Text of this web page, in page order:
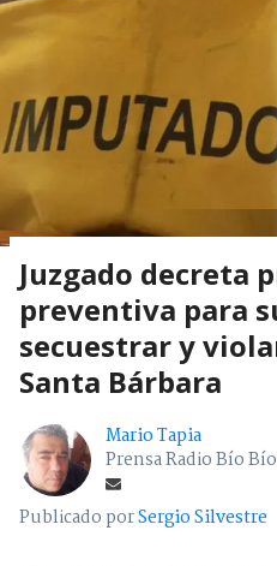
Juzgado decreta
preventiva para
secuestrar y
Santa Bárbara
Mario Tapia
Prensa Radio Bío
Publicado porSergio Silvestre